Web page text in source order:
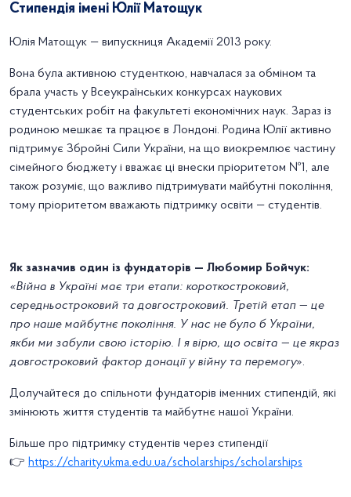
Стипендія імені Юлії Матощук
Юлія Матощук — випускниця Академії 2013 року.
Вона була активною студенткою, навчалася за обміном та
брала участь у Всеукраїнських конкурсах наукових
студентських робіт на факультеті економічних наук. Зараз із
родиною мешкає та працює в Лондоні. Родина Юлії активно
підтримує Збройні Сили України, на що виокремлює частину
сімейного бюджету і вважає ці внески пріоритетом №1, але
також розуміє, що важливо підтримувати майбутні покоління,
тому пріоритетом вважають підтримку освіти — студентів.
Як зазначив один із фундаторів — Любомир Бойчук:
«Війна в Україні має три етапи: короткостроковий,
середньостроковий та довгостроковий. Третій етап — це
про наше майбутнє покоління. У нас не було б України,
якби ми забули свою історію. І я вірю, що освіта — це якраз
довгостроковий фактор донації у війну та перемогу».
Долучайтеся до спільноти фундаторів іменних стипендій, які
змінюють життя студентів та майбутнє нашої України.
Більше про підтримку студентів через стипендії
👉 https://charity.ukma.edu.ua/scholarships/scholarships